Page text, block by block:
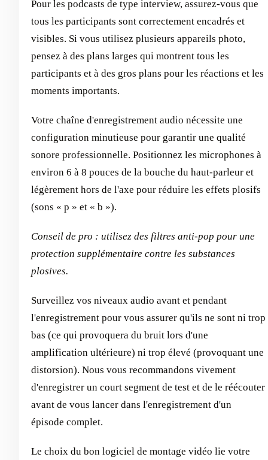
Pour les podcasts de type interview, assurez-vous que
tous les participants sont correctement encadrés et
visibles. Si vous utilisez plusieurs appareils photo,
pensez à des plans larges qui montrent tous les
participants et à des gros plans pour les réactions et les
moments importants.
Votre chaîne d'enregistrement audio nécessite une
configuration minutieuse pour garantir une qualité
sonore professionnelle. Positionnez les microphones à
environ 6 à 8 pouces de la bouche du haut-parleur et
légèrement hors de l'axe pour réduire les effets plosifs
(sons « p » et « b »).
Conseil de pro : utilisez des filtres anti-pop pour une
protection supplémentaire contre les substances
plosives.
Surveillez vos niveaux audio avant et pendant
l'enregistrement pour vous assurer qu'ils ne sont ni trop
bas (ce qui provoquera du bruit lors d'une
amplification ultérieure) ni trop élevé (provoquant une
distorsion). Nous vous recommandons vivement
d'enregistrer un court segment de test et de le réécouter
avant de vous lancer dans l'enregistrement d'un
épisode complet.
Le choix du bon logiciel de montage vidéo lie votre